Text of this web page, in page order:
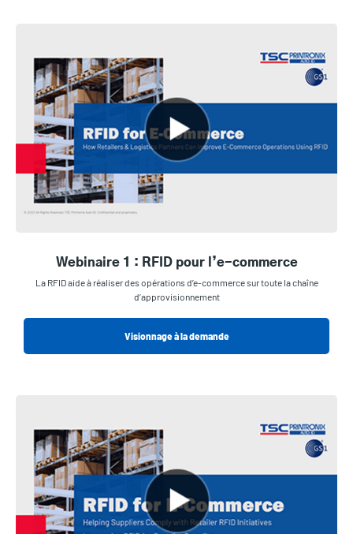
Webinaire 1 : RFID pour l’e-commerce
La RFID aide à réaliser des opérations d’e-commerce sur toute la chaîne
d’approvisionnement
Visionnage à la demande